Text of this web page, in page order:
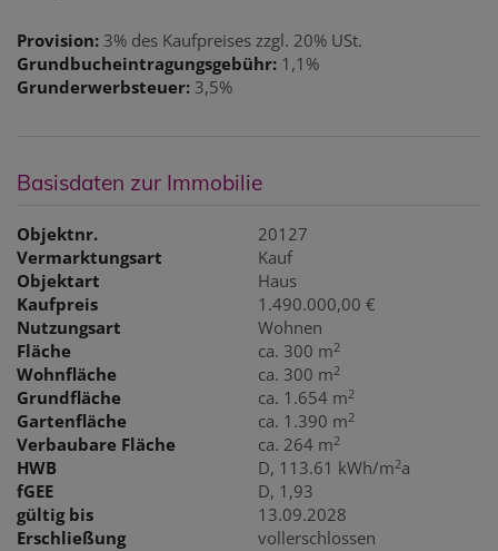
Provision: 3% des Kaufpreises zzgl. 20% USt.
Grundbucheintragungsgebühr: 1,1%
Grunderwerbsteuer: 3,5%
Basisdaten zur Immobilie
Objektnr.
20127
Vermarktungsart
Kauf
Objektart
Haus
Kaufpreis
1.490.000,00 €
Nutzungsart
Wohnen
Fläche
ca. 300 m2
Wohnfläche ca. 300 m2
Grundfläche ca. 1.654 m2
Gartenfläche ca. 1.390 m2
Verbaubare Fläche ca. 264 m2
HWB D, 113.61 kWh/m2a
fGEE
D, 1,93
gültig bis
13.09.2028
Erschließung
vollerschlossen